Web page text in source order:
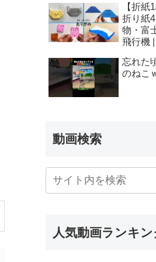
【折紙
折り紙
物・富
飛行機
Easy
접기
忘れた
のねこ
動画検索
人気動画ランキン